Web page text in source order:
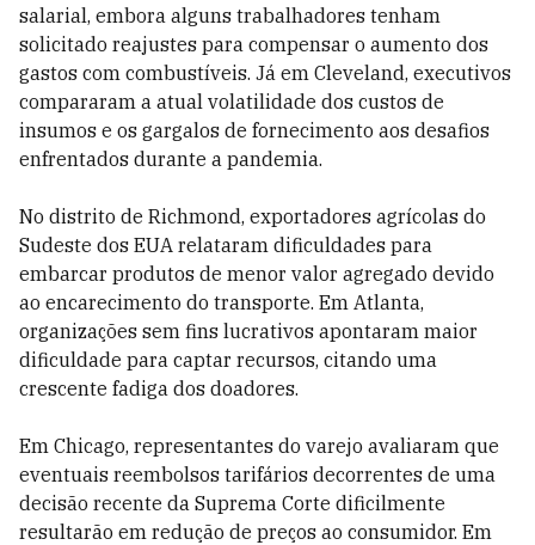
salarial, embora alguns trabalhadores tenham
solicitado reajustes para compensar o aumento dos
gastos com combustíveis. Já em Cleveland, executivos
compararam a atual volatilidade dos custos de
insumos e os gargalos de fornecimento aos desafios
enfrentados durante a pandemia.
No distrito de Richmond, exportadores agrícolas do
Sudeste dos EUA relataram dificuldades para
embarcar produtos de menor valor agregado devido
ao encarecimento do transporte. Em Atlanta,
organizações sem fins lucrativos apontaram maior
dificuldade para captar recursos, citando uma
crescente fadiga dos doadores.
Em Chicago, representantes do varejo avaliaram que
eventuais reembolsos tarifários decorrentes de uma
decisão recente da Suprema Corte dificilmente
resultarão em redução de preços ao consumidor. Em